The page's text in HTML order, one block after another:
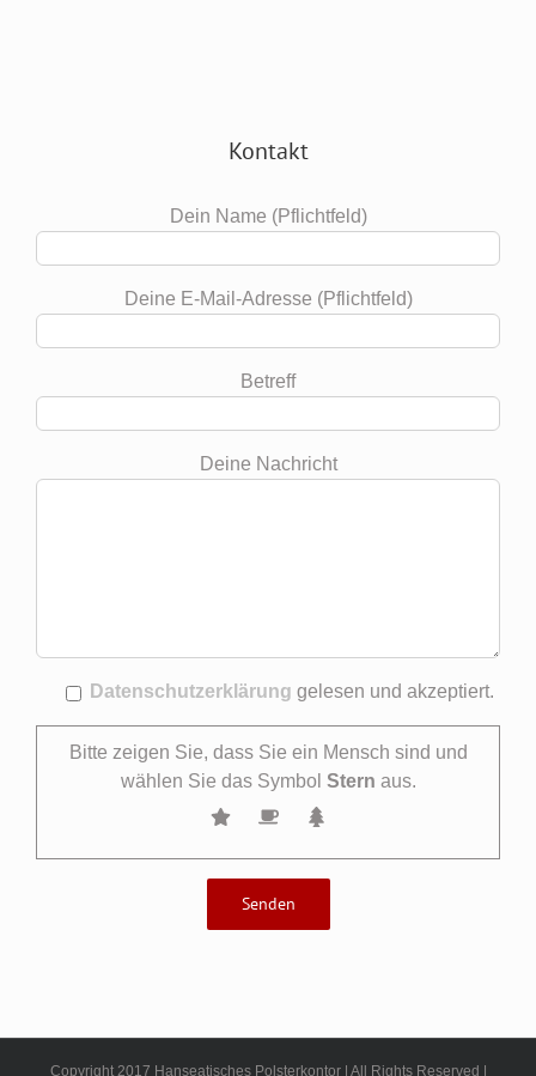
Kontakt
Dein Name (Pflichtfeld)
Deine E-Mail-Adresse (Pflichtfeld)
Betreff
Deine Nachricht
Datenschutzerklärung gelesen und akzeptiert.
Bitte zeigen Sie, dass Sie ein Mensch sind und
wählen Sie das Symbol Stern aus.
Copyright 2017 Hanseatisches Polsterkontor | All Rights Reserved |